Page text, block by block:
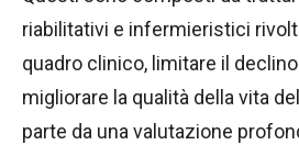
riabilitativi e infermieristici
quadro clinico, limitare il
migliorare la qualità della vita
parte da una valutazione